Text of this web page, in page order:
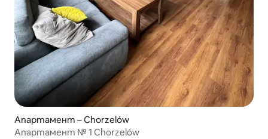
Апартамент – Chorzelów
Апартамент № 1 Chorzelów